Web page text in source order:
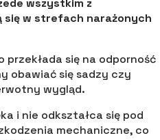
wszystkim z
się w strefach narażonych
się na odporność
obawiać się sadzy czy
wygląd.
i nie odkształca się pod
mechaniczne, co